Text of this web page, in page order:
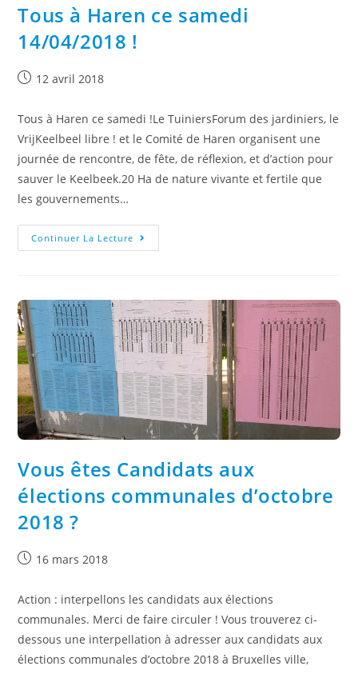
Tous à Haren ce samedi
14/04/2018 !
12 avril 2018
Tous à Haren ce samedi !Le TuiniersForum des jardiniers, le
VrijKeelbeel libre ! et le Comité de Haren organisent une
journée de rencontre, de fête, de réflexion, et d’action pour
sauver le Keelbeek.20 Ha de nature vivante et fertile que
les gouvernements…
Continuer La Lecture
Vous êtes Candidats aux
élections communales d’octobre
2018 ?
16 mars 2018
Action : interpellons les candidats aux élections
communales. Merci de faire circuler ! Vous trouverez ci-
dessous une interpellation à adresser aux candidats aux
élections communales d’octobre 2018 à Bruxelles ville,